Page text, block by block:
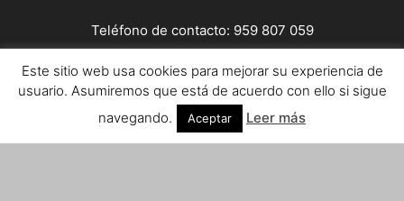
Teléfono de contacto: 959 807 059
¡Anúnciate!
Envíanos tus notas de prensa a:
prensa@huelvacosta.com
Contáctenos:info@huelvacosta.com
Este sitio web usa cookies para mejorar su experiencia de
usuario. Asumiremos que está de acuerdo con ello si sigue
navegando.
Aceptar Leer más